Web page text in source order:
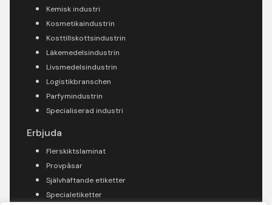
Kemisk industri
Kosmetikaindustrin
Kosttillskottsindustrin
Läkemedelsindustrin
Livsmedelsindustrin
Logistikbranschen
Parfymindustrin
Specialiserad industri
Erbjuda
Flerskiktslaminat
Provpåsar
Självhäftande etiketter
Specialetiketter